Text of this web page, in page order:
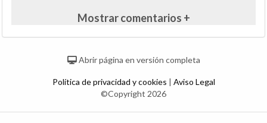
Mostrar comentarios +
Abrir página en versión completa
Política de privacidad y cookies | Aviso Legal
©Copyright 2026